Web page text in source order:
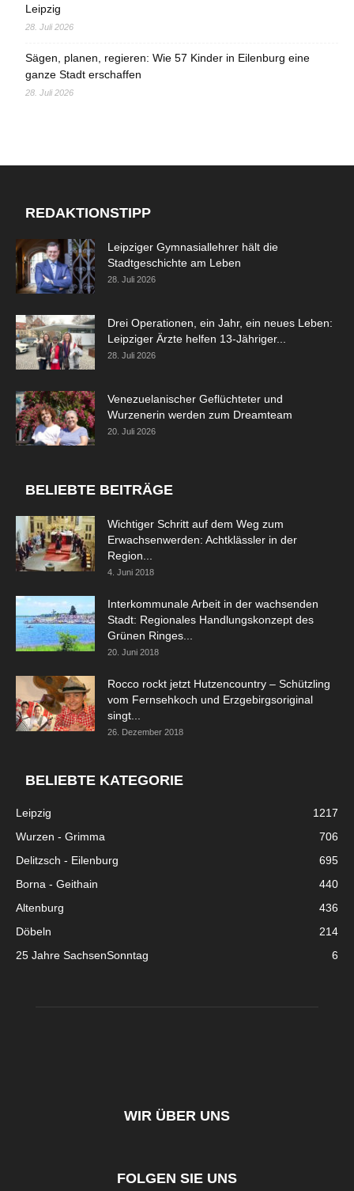
Leipzig
28. Juli 2026
Sägen, planen, regieren: Wie 57 Kinder in Eilenburg eine
ganze Stadt erschaffen
28. Juli 2026
REDAKTIONSTIPP
Leipziger Gymnasiallehrer hält die
Stadtgeschichte am Leben
28. Juli 2026
Drei Operationen, ein Jahr, ein neues Leben:
Leipziger Ärzte helfen 13-Jähriger...
28. Juli 2026
Venezuelanischer Geflüchteter und
Wurzenerin werden zum Dreamteam
20. Juli 2026
BELIEBTE BEITRÄGE
Wichtiger Schritt auf dem Weg zum
Erwachsenwerden: Achtklässler in der
Region...
4. Juni 2018
Interkommunale Arbeit in der wachsenden
Stadt: Regionales Handlungskonzept des
Grünen Ringes...
20. Juni 2018
Rocco rockt jetzt Hutzencountry – Schützling
vom Fernsehkoch und Erzgebirgsoriginal
singt...
26. Dezember 2018
BELIEBTE KATEGORIE
Leipzig
1217
Wurzen - Grimma
706
Delitzsch - Eilenburg
695
Borna - Geithain
440
Altenburg
436
Döbeln
214
25 Jahre SachsenSonntag
6
WIR ÜBER UNS
FOLGEN SIE UNS